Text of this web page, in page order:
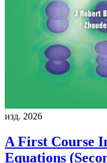
изд. 2026
A First Course
Equations